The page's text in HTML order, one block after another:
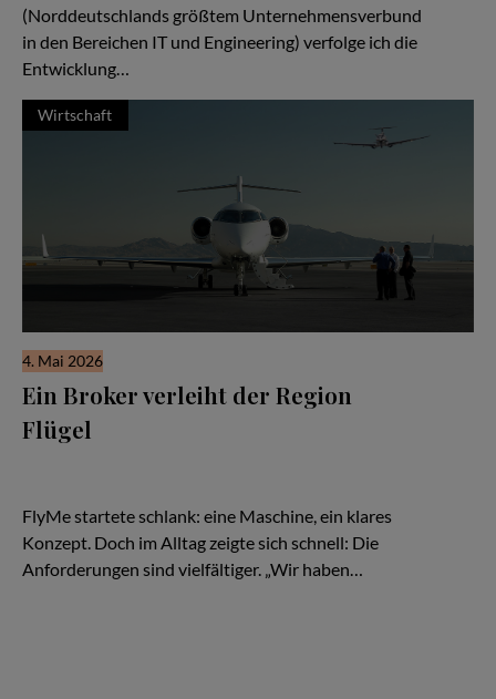
(Norddeutschlands größtem Unternehmensverbund
in den Bereichen IT und Engineering) verfolge ich die
Entwicklung…
Wirtschaft
4. Mai 2026
Ein Broker verleiht der Region
Flügel
FlyMe startete schlank: eine Maschine, ein klares
Konzept. Doch im Alltag zeigte sich schnell: Die
Anforderungen sind vielfältiger. „Wir haben…